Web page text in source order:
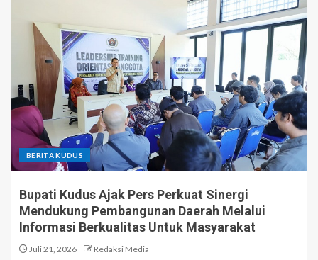
BERITA KUDUS
Bupati Kudus Ajak Pers Perkuat Sinergi
Mendukung Pembangunan Daerah Melalui
Informasi Berkualitas Untuk Masyarakat
Juli 21, 2026 Redaksi Media